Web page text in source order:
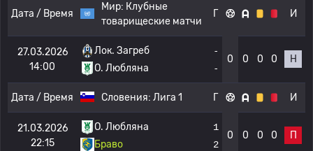
Дата / Время
Мир: Клубные
товарищеские матчи
Г И
27.03.2026
14:00
Лок. Загреб
О. Любляна
-
-
0 0 0 0 Н
Дата / Время Словения: Лига 1 Г И
21.03.2026
22:15
О. Любляна
Браво
1
2
0 0 0 0 П